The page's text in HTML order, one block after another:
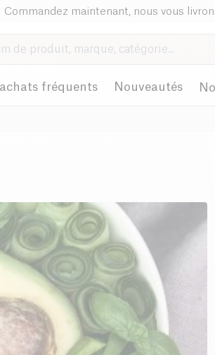
Commandez maintenant, nous vous
achats fréquents Nouveautés